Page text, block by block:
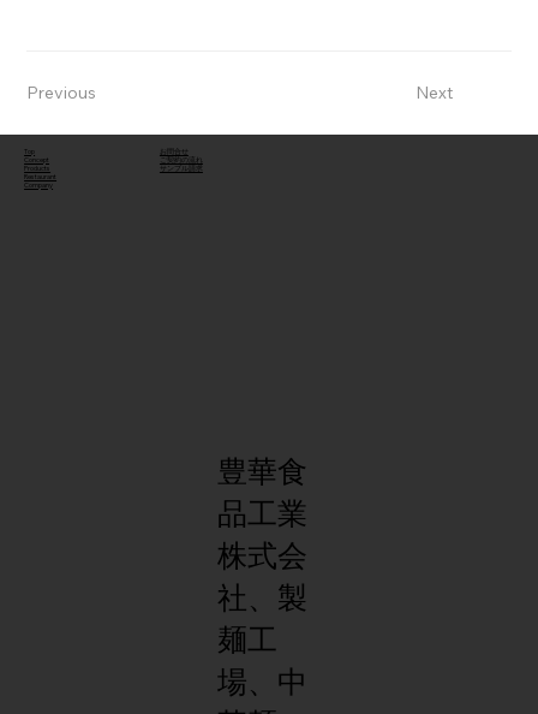
Previous Next
Top
Concept
Products
Restaurant
Company
お問合せ
ご契約の流れ
サンプル請求
豊華食
品工業
株式会
社、製
麺工
場、中